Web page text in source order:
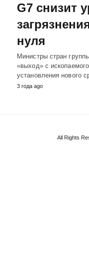
G7 снизит
нуля
Министры стран
«выход» с
установления нового
3 года ago
All Rights